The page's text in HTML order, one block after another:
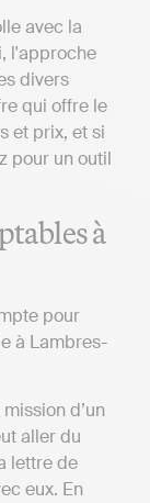
avec la
l'approche
divers
qui offre le
et prix, et si
pour un outil
à
pour
à Lambres-
d’un
aller du
lettre de
eux. En